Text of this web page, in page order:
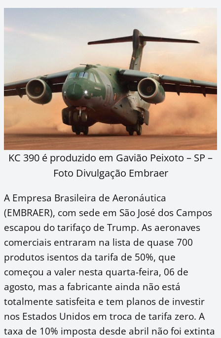
KC 390 é produzido em Gavião Peixoto – SP –
Foto Divulgação Embraer
A Empresa Brasileira de Aeronáutica
(EMBRAER), com sede em São José dos Campos
escapou do tarifaço de Trump. As aeronaves
comerciais entraram na lista de quase 700
produtos isentos da tarifa de 50%, que
começou a valer nesta quarta-feira, 06 de
agosto, mas a fabricante ainda não está
totalmente satisfeita e tem planos de investir
nos Estados Unidos em troca de tarifa zero. A
taxa de 10% imposta desde abril não foi extinta